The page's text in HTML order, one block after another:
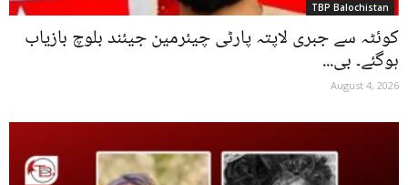
TBP Balochistan
کوئٹہ سے جبری لاپتہ پارٹی چیئرمین جیئند بلوچ بازیاب
ہوگئے۔ بی...
August 4, 2026